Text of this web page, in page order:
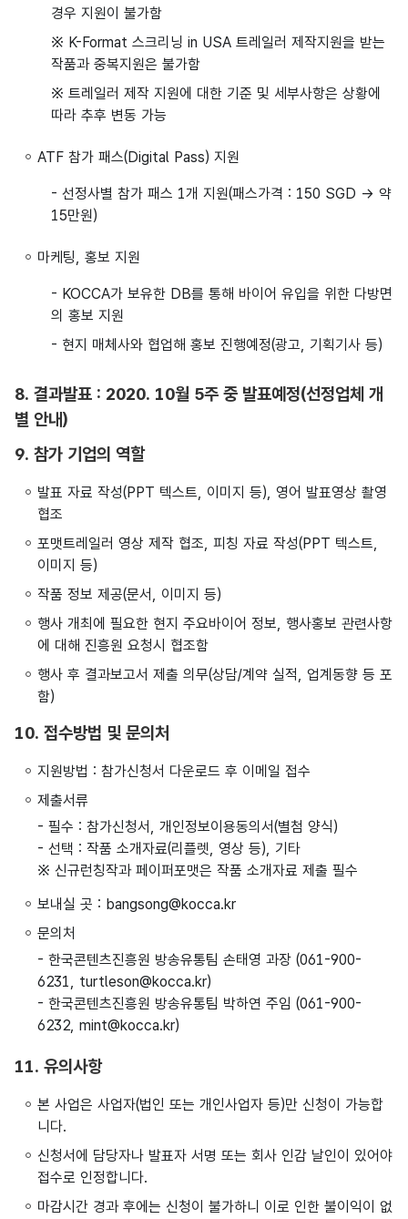
경우 지원이 불가함
※ K-Format 스크리닝 in USA 트레일러 제작지원을 받는
작품과 중복지원은 불가함
※ 트레일러 제작 지원에 대한 기준 및 세부사항은 상황에
따라 추후 변동 가능
ATF 참가 패스(Digital Pass) 지원
- 선정사별 참가 패스 1개 지원(패스가격 : 150 SGD -> 약
15만원)
마케팅, 홍보 지원
- KOCCA가 보유한 DB를 통해 바이어 유입을 위한 다방면
의 홍보 지원
- 현지 매체사와 협업해 홍보 진행예정(광고, 기획기사 등)
8. 결과발표 : 2020. 10월 5주 중 발표예정(선정업체 개
별 안내)
9. 참가 기업의 역할
발표 자료 작성(PPT 텍스트, 이미지 등), 영어 발표영상 촬영
협조
포맷트레일러 영상 제작 협조, 피칭 자료 작성(PPT 텍스트,
이미지 등)
작품 정보 제공(문서, 이미지 등)
행사 개최에 필요한 현지 주요바이어 정보, 행사홍보 관련사항
에 대해 진흥원 요청시 협조함
행사 후 결과보고서 제출 의무(상담/계약 실적, 업계동향 등 포
함)
10. 접수방법 및 문의처
지원방법 : 참가신청서 다운로드 후 이메일 접수
제출서류
- 필수 : 참가신청서, 개인정보이용동의서(별첨 양식)
- 선택 : 작품 소개자료(리플렛, 영상 등), 기타
※ 신규런칭작과 페이퍼포맷은 작품 소개자료 제출 필수
보내실 곳 : bangsong@kocca.kr
문의처
- 한국콘텐츠진흥원 방송유통팀 손태영 과장 (061-900-
6231, turtleson@kocca.kr)
- 한국콘텐츠진흥원 방송유통팀 박하연 주임 (061-900-
6232, mint@kocca.kr)
11. 유의사항
본 사업은 사업자(법인 또는 개인사업자 등)만 신청이 가능합
니다.
신청서에 담당자나 발표자 서명 또는 회사 인감 날인이 있어야
접수로 인정합니다.
마감시간 경과 후에는 신청이 불가하니 이로 인한 불이익이 없